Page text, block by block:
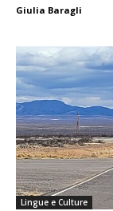
Giulia Baragli
Lingue e Culture